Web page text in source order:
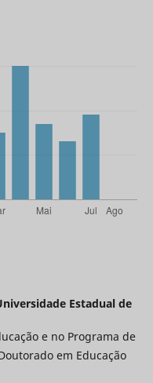
Estadual de
e no Programa de
em Educação